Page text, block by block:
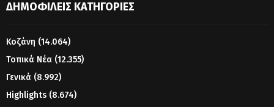
ΔΗΜΟΦΙΛΕΊΣ ΚΑΤΗΓΟΡΊΕΣ
Κοζάνη (14.064)
Τοπικά Νέα (12.355)
Γενικά (8.992)
Highlights (8.674)